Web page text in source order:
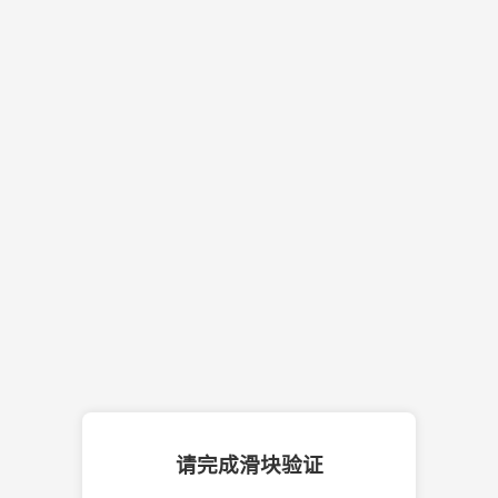
请完成滑块验证